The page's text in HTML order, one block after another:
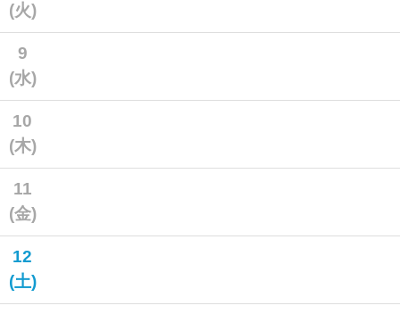
(火)
9
(水)
10
(木)
11
(金)
12
(土)